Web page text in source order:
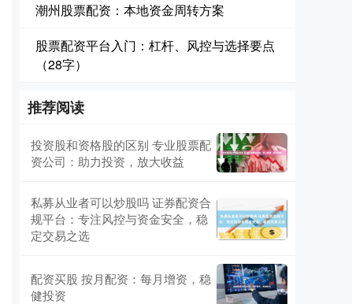
潮州股票配资：本地资金周转方案
股票配资平台入门：杠杆、风控与选择要点
（28字）
推荐阅读
投资股和资格股的区别 专业股票配
资公司：助力投资，放大收益
私募从业者可以炒股吗 证券配资合
规平台：专注风控与资金安全，稳
定交易之选
配资买股 按月配资：每月增资，稳
健投资